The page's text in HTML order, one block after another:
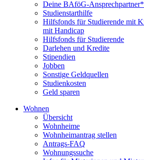
Deine BAföG-
Studienstarthilfe
Hilfsfonds für Studierende mit
mit Handicap
Hilfsfonds für Studierende
Darlehen und Kredite
Stipendien
Jobben
Sonstige Geldquellen
Studienkosten
Geld sparen
Wohnen
Übersicht
Wohnheime
Wohnheimantrag stellen
Antrags-FAQ
Wohnungssuche